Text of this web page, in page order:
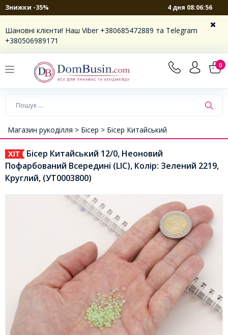
Знижки -35% 4 дня 08:06:55
Шановні клієнти! Наш Viber +380685472889 та Telegram
+380506989171
0
Магазин рукоділля > Бісер > Бісер Китайський
Бісер Китайський 12/0, Неоновий
Пофарбований Всередині (LIC), Колір: Зелений 2219,
Круглий, (УТ0003800)